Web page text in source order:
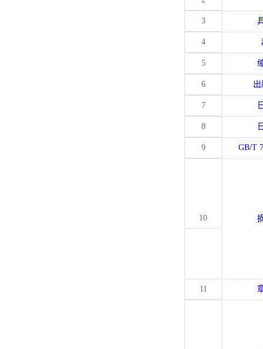
3
4
5
6
7
8
9 GB/T
10
11